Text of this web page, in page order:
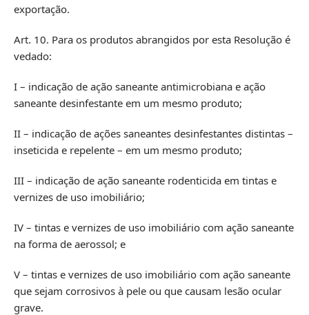
exportação.
Art. 10. Para os produtos abrangidos por esta Resolução é
vedado:
I – indicação de ação saneante antimicrobiana e ação
saneante desinfestante em um mesmo produto;
II – indicação de ações saneantes desinfestantes distintas –
inseticida e repelente – em um mesmo produto;
III – indicação de ação saneante rodenticida em tintas e
vernizes de uso imobiliário;
IV – tintas e vernizes de uso imobiliário com ação saneante
na forma de aerossol; e
V – tintas e vernizes de uso imobiliário com ação saneante
que sejam corrosivos à pele ou que causam lesão ocular
grave.